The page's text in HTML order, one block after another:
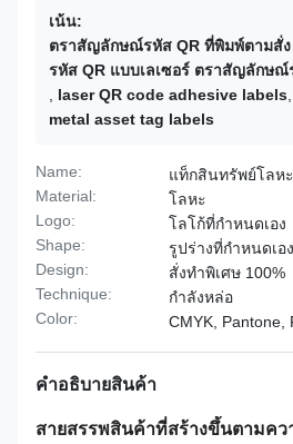
เน้น:
ตราสัญลักษณ์รหัส QR ที่พิมพ์ตามสั่
รหัส QR แบบเลเซอร์ ตราสัญลักษ
laser QR code adhesive labels
metal asset tag labels
Name:
แท็กสินทรัพย์โลหะ
Material:
โลหะ
Logo:
โลโก้ที่กำหนดเอง
Shape:
รูปร่างที่กำหนดเอง
Design:
สั่งทำพิเศษ 100%
Technique:
กำลังหล่อ
Color:
CMYK, Pantone,
คําอธิบายสินค้า
สายสรรพสินค้าที่สร้างขึ้นตามค